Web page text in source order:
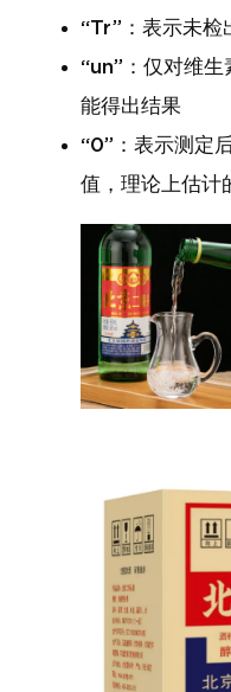
“Tr”：表示未检
“un”：仅对维
能得出结果
“0”：表示测定
值，理论上估计